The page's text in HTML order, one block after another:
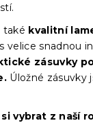
také kvalitní
s velice snadnou
zásuvky
Úložné zásuvky
si vybrat z naší